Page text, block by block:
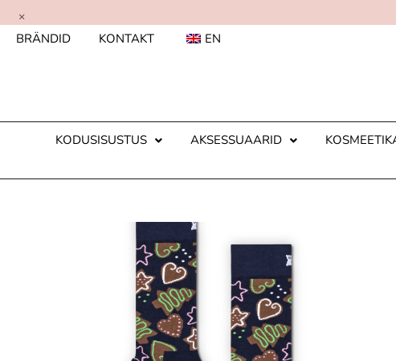
×
BRÄNDID KONTAKT EN
KODUSISUSTUS AKSESSUAARID